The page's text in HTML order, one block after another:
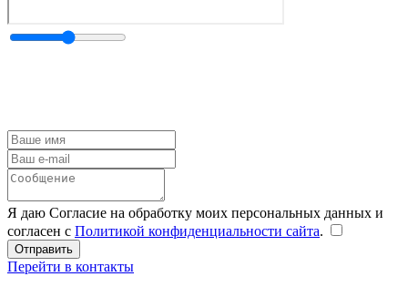
Я даю Согласие на обработку моих персональных данных и
согласен с Политикой конфиденциальности сайта.
Перейти в контакты